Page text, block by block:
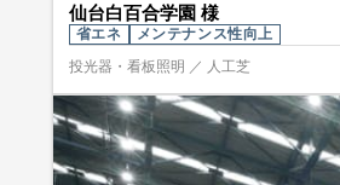
仙台白百合学園 様
省エネ
メンテナンス性向上
投光器・看板照明 ／ 人工芝